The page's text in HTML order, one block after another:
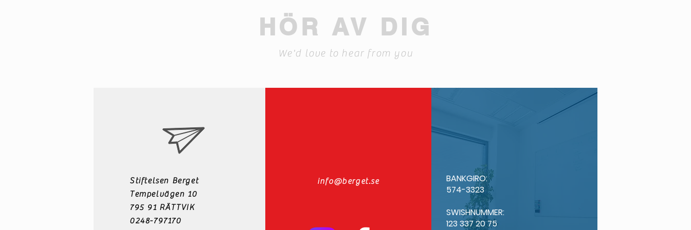
HÖR AV DIG
We'd love to hear from you
Stiftelsen Berget
Tempelvägen 10
795 91 RÄTTVIK
0248-797170
info@berget.se
BANKGIRO:
574-3323
SWISHNUMMER:
123 337 20 75